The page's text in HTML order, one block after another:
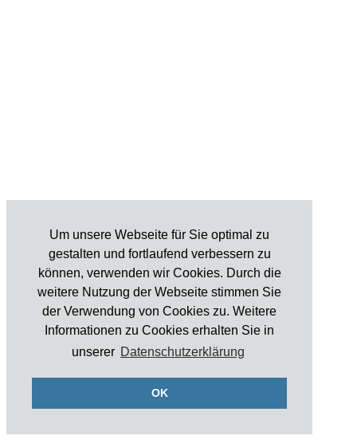
Um unsere Webseite für Sie optimal zu
gestalten und fortlaufend verbessern zu
können, verwenden wir Cookies. Durch die
weitere Nutzung der Webseite stimmen Sie
der Verwendung von Cookies zu. Weitere
Informationen zu Cookies erhalten Sie in
unserer Datenschutzerklärung
OK